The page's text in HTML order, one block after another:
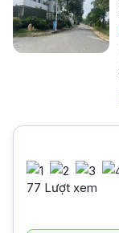
77 Lượt xem